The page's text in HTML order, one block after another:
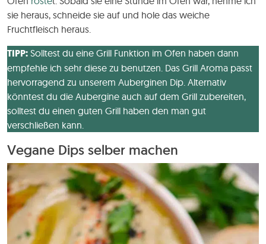
sie heraus, schneide sie auf und hole das weiche
Fruchtfleisch heraus.
TIPP: Solltest du eine Grill Funktion im Ofen haben dann
empfehle ich sehr diese zu benutzen. Das Grill Aroma passt
hervorragend zu unserem Auberginen Dip. Alternativ
könntest du die Aubergine auch auf dem Grill zubereiten,
solltest du einen guten Grill haben den man gut
verschließen kann.
Vegane Dips selber machen